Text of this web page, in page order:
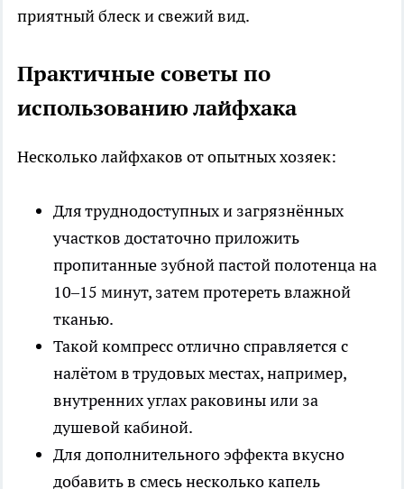
приятный блеск и свежий вид.
Практичные советы по
использованию лайфхака
Несколько лайфхаков от опытных хозяек:
Для труднодоступных и загрязнённых
участков достаточно приложить
пропитанные зубной пастой полотенца на
10–15 минут, затем протереть влажной
тканью.
Такой компресс отлично справляется с
налётом в трудовых местах, например,
внутренних углах раковины или за
душевой кабиной.
Для дополнительного эффекта вкусно
добавить в смесь несколько капель